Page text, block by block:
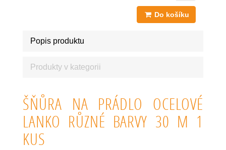
Do košíku
Popis produktu
Produkty v kategorii
ŠŇŮRA NA PRÁDLO OCELOVÉ
LANKO RŮZNÉ BARVY 30 M 1
KUS